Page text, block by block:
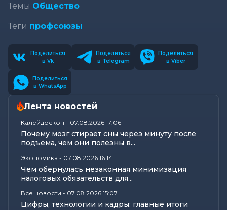
Темы Общество
Теги профсоюзы
Поделиться
в Vk
Поделиться
в Telegram
Поделиться
в Viber
Поделиться
в WhatsApp
Лента новостей
Калейдоскоп - 07.08.2026 17:06
Почему мозг стирает сны через минуту после
подъема, чем они полезны в...
Экономика - 07.08.2026 16:14
Чем обернулась незаконная минимизация
налоговых обязательств для...
Все новости - 07.08.2026 15:07
Цифры, технологии и кадры: главные итоги